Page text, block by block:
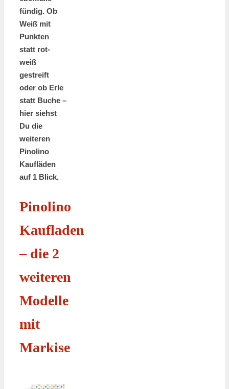
fündig. Ob
Weiß mit
Punkten
statt rot-
weiß
gestreift
oder ob Erle
statt Buche –
hier siehst
Du die
weiteren
Pinolino
Kaufläden
auf 1 Blick.
Pinolino
Kaufladen
– die 2
weiteren
Modelle
mit
Markise